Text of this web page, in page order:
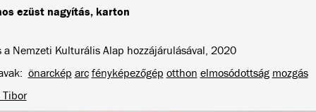
ezüst nagyítás, karton
a Nemzeti Kulturális Alap hozzájárulásával, 2020
önarckép arc fényképezőgép otthon elmosódottság mozgás
Tibor